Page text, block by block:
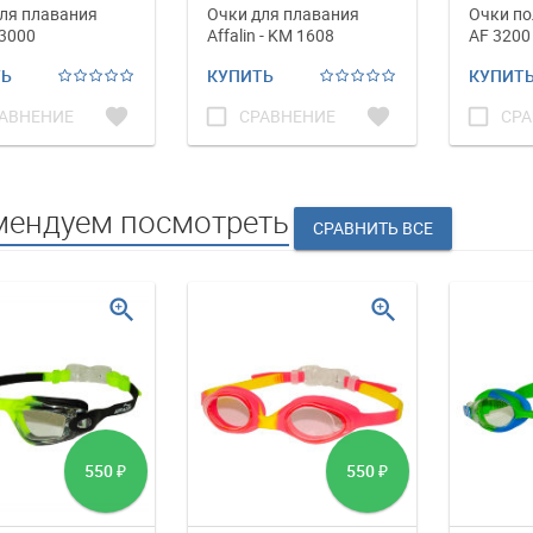
плавания
favorite
Очки для плавания
Affalin - KM 1608
КУПИТЬ
check_box_outline_blank СРАВНЕНИЕ favorite
Очки
AF 3200
check_box_outline_blank
посмотреть
550 ₽
zoom_in
550 ₽
zoom_in